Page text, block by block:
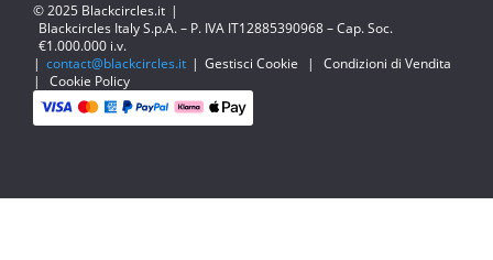
© 2025 Blackcircles.it |
Blackcircles Italy S.p.A. – P. IVA IT12885390968 – Cap. Soc.
€1.000.000 i.v.
| contact@blackcircles.it | Gestisci Cookie |
Condizioni di Vendita
|
Cookie Policy